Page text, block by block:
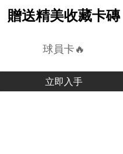
贈送精美收藏卡磚
球員卡🔥
立即入手